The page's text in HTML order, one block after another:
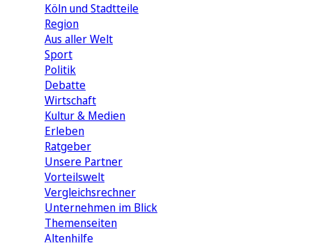
Köln und Stadtteile
Region
Aus aller Welt
Sport
Politik
Debatte
Wirtschaft
Kultur & Medien
Erleben
Ratgeber
Unsere Partner
Vorteilswelt
Vergleichsrechner
Unternehmen im Blick
Themenseiten
Altenhilfe